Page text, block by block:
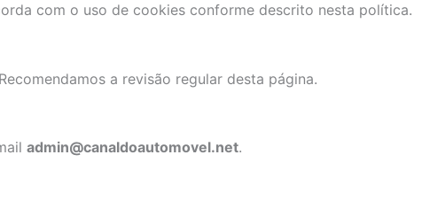
com o uso de cookies conforme descrito nesta política.
a revisão regular desta página.
admin@canaldoautomovel.net.